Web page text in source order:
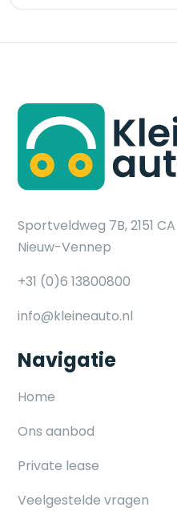
Sportveldweg 7B, 2151 CA
Nieuw-Vennep
+31 (0)6 13800800
info@kleineauto.nl
Navigatie
Home
Ons aanbod
Private lease
Veelgestelde vragen